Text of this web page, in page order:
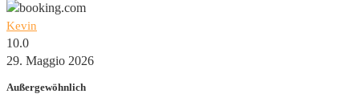
Kevin
10.0
29. Maggio 2026
Außergewöhnlich